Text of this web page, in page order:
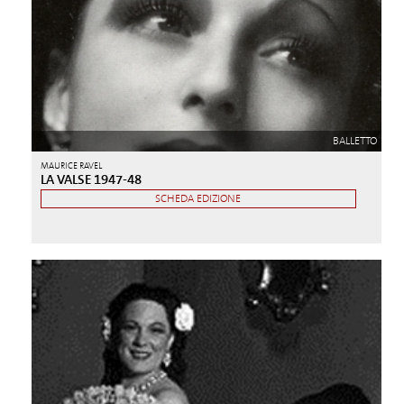
BALLETTO
MAURICE RAVEL
LA VALSE 1947-48
SCHEDA EDIZIONE